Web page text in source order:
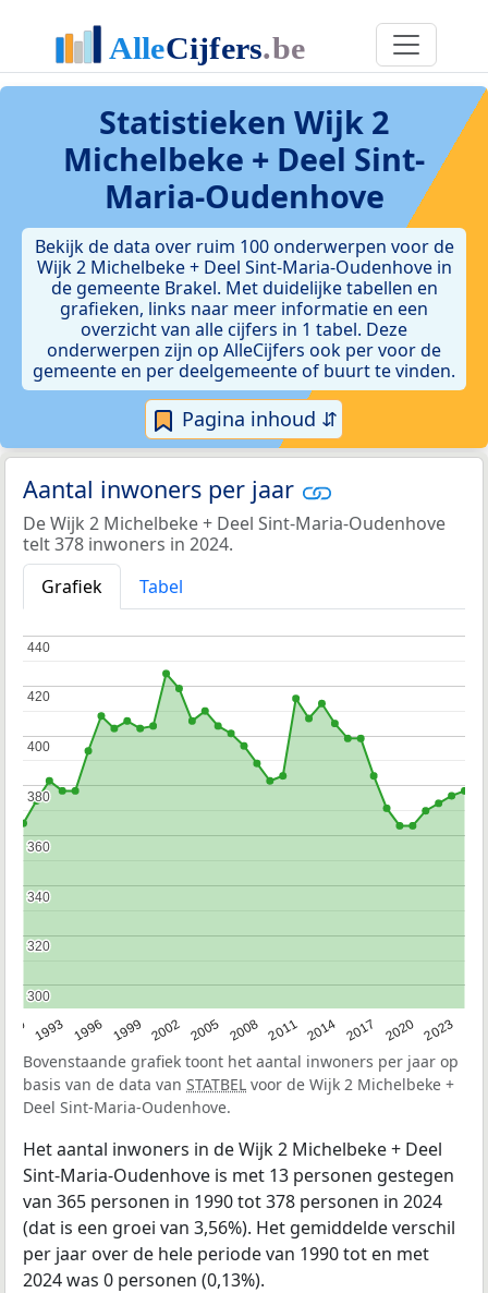
Statistieken Wijk 2
Michelbeke + Deel Sint-
Maria-Oudenhove
Bekijk de data over ruim 100 onderwerpen voor de
Wijk 2 Michelbeke + Deel Sint-Maria-Oudenhove in
de gemeente Brakel. Met duidelijke tabellen en
grafieken, links naar meer informatie en een
overzicht van alle cijfers in 1 tabel. Deze
onderwerpen zijn op AlleCijfers ook per voor de
gemeente en per deelgemeente of buurt te vinden.
Pagina inhoud ⇵
Aantal inwoners per jaar
De Wijk 2 Michelbeke + Deel Sint-Maria-Oudenhove
telt 378 inwoners in 2024.
Grafiek
Tabel
1993 1996 1999 2002 2005 2008 2011 2014 2017 2020 2023
300
300
320
320
340
340
360
360
380
380
400
400
420
420
440
440
Bovenstaande grafiek toont het aantal inwoners per jaar op
basis van de data van STATBEL voor de Wijk 2 Michelbeke +
Deel Sint-Maria-Oudenhove.
Het aantal inwoners in de Wijk 2 Michelbeke + Deel
Sint-Maria-Oudenhove is met 13 personen gestegen
van 365 personen in 1990 tot 378 personen in 2024
(dat is een groei van 3,56%). Het gemiddelde verschil
per jaar over de hele periode van 1990 tot en met
2024 was 0 personen (0,13%).